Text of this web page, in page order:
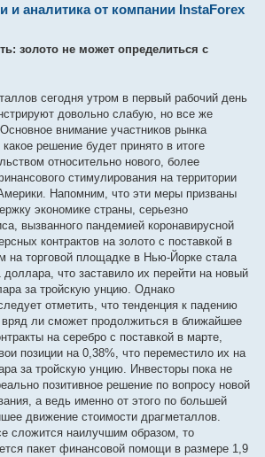
и аналитика от компании InstaForex
золото не может определиться с
сегодня утром в первый рабочий день
довольно слабую, но все же
внимание участников рынка
решение будет принято в итоге
относительно нового, более
стимулирования на территории
Напомним, что эти меры призваны
экономике страны, серьезно
вызванного пандемией коронавирусной
контрактов на золото с поставкой в
на торговой площадке в Нью-Йорке стала
что заставило их перейти на новый
за тройскую унцию. Однако
отметить, что тенденция к падению
вряд ли сможет продолжиться в ближайшее
на серебро с поставкой в марте,
позиции на 0,38%, что переместило их на
за тройскую унцию. Инвесторы пока не
позитивное решение по вопросу новой
а ведь именно от этого по большей
движение стоимости драгметаллов.
сложится наилучшим образом, то
пакет финансовой помощи в размере 1,9